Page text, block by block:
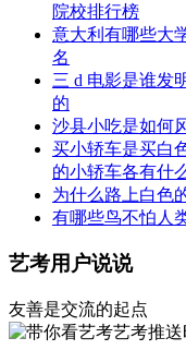
院校排行榜
意大利有哪些大
名
三 d 电影是谁发
的
沙县小吃是如何
买小轿车是买白
的小轿车各有什
为什么路上白色
有哪些鸟不怕人
艺考用户说说
友善是交流的起点
艺考推